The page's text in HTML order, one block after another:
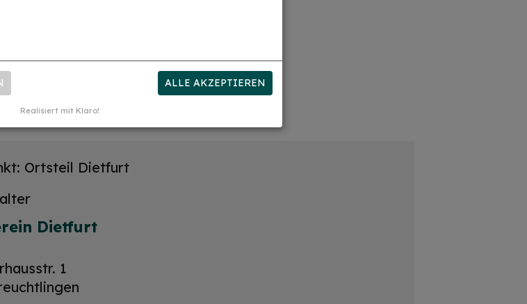
Ortsteil Dietfurt
Dietfurt
1
ALLE AKZEPTIEREN
Realisiert mit Klaro!